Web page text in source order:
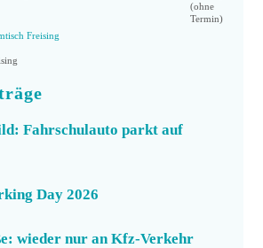
Freising
Fahrschulauto parkt auf
Day 2026
wieder nur an Kfz-Verkehr